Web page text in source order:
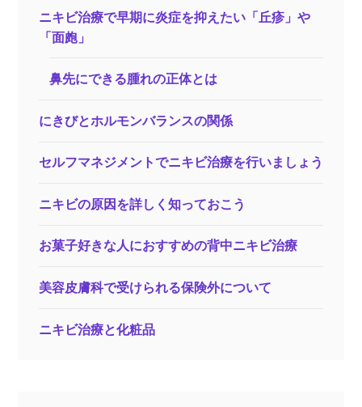
ニキビ治療で早期に炎症を抑えたい「丘疹」や
「面皰」
鼻先にできる腫れの正体とは
にきびとホルモンバランスの関係
セルフマネジメントでニキビ治療を行いましょう
ニキビの原因を詳しく知っておこう
お菓子好きな人におすすめの背中ニキビ治療
美容皮膚科で受けられる保険外について
ニキビ治療と化粧品